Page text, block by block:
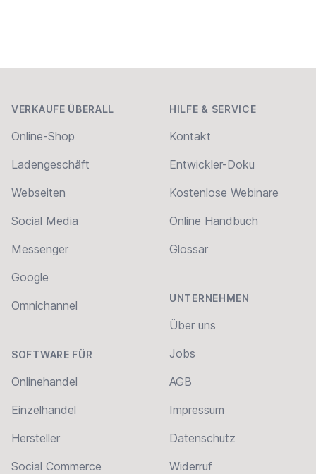
VERKAUFE ÜBERALL
Online-Shop
Ladengeschäft
Webseiten
Social Media
Messenger
Google
Omnichannel
SOFTWARE FÜR
Onlinehandel
Einzelhandel
Hersteller
Social Commerce
HILFE & SERVICE
Kontakt
Entwickler-Doku
Kostenlose Webinare
Online Handbuch
Glossar
UNTERNEHMEN
Über uns
Jobs
AGB
Impressum
Datenschutz
Widerruf